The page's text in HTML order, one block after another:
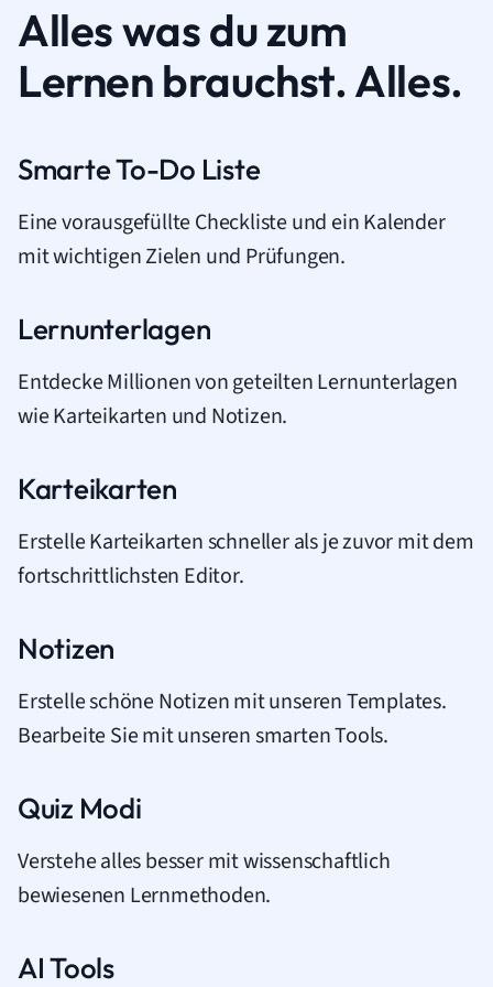
Alles was du zum
Lernen brauchst. Alles.
Smarte To-Do Liste
Eine vorausgefüllte Checkliste und ein Kalender
mit wichtigen Zielen und Prüfungen.
Lernunterlagen
Entdecke Millionen von geteilten Lernunterlagen
wie Karteikarten und Notizen.
Karteikarten
Erstelle Karteikarten schneller als je zuvor mit dem
fortschrittlichsten Editor.
Notizen
Erstelle schöne Notizen mit unseren Templates.
Bearbeite Sie mit unseren smarten Tools.
Quiz Modi
Verstehe alles besser mit wissenschaftlich
bewiesenen Lernmethoden.
AI Tools